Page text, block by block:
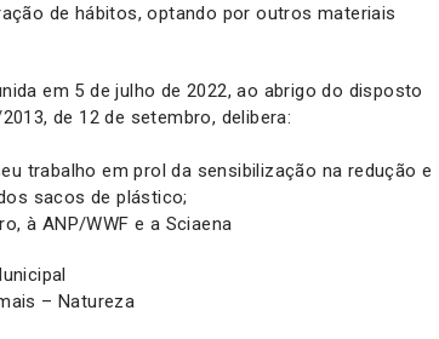
de hábitos, optando por outros materiais
em 5 de julho de 2022, ao abrigo do disposto
de 12 de setembro, delibera:
trabalho em prol da sensibilização na redução e
sacos de plástico;
à ANP/WWF e a Sciaena
– Natureza